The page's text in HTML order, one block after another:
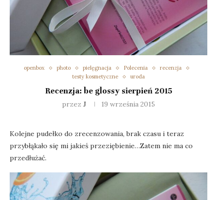
openbox photo pielęgnacja Polecenia
recenzja
testy kosmetyczne
uroda
Recenzja: be glossy sierpień 2015
przez J 19 września 2015
Kolejne pudełko do zrecenzowania, brak czasu i teraz
przybłąkało się mi jakieś przeziębienie…Zatem nie ma co
przedłużać.